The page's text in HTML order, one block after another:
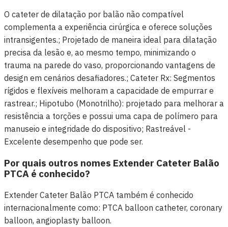
O cateter de dilatação por balão não compatível
complementa a experiência cirúrgica e oferece soluções
intransigentes.; Projetado de maneira ideal para dilatação
precisa da lesão e, ao mesmo tempo, minimizando o
trauma na parede do vaso, proporcionando vantagens de
design em cenários desafiadores.; Cateter Rx: Segmentos
rígidos e flexíveis melhoram a capacidade de empurrar e
rastrear.; Hipotubo (Monotrilho): projetado para melhorar a
resistência a torções e possui uma capa de polímero para
manuseio e integridade do dispositivo; Rastreável -
Excelente desempenho que pode ser.
Por quais outros nomes Extender Cateter Balão
PTCA é conhecido?
Extender Cateter Balão PTCA também é conhecido
internacionalmente como: PTCA balloon catheter, coronary
balloon, angioplasty balloon.